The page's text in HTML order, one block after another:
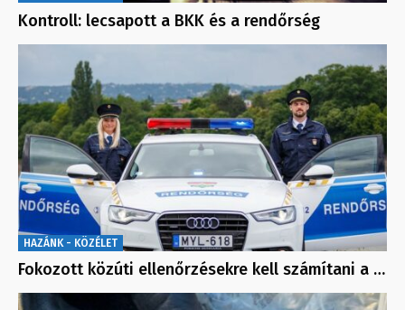
Kontroll: lecsapott a BKK és a rendőrség
HAZÁNK - KÖZÉLET
Fokozott közúti ellenőrzésekre kell számítani a …